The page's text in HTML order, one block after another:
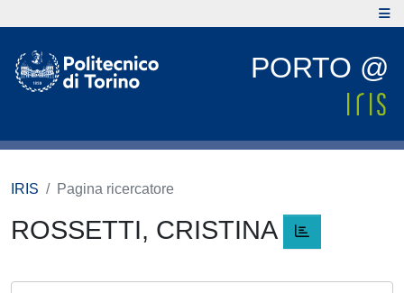
PORTO @
IRIS Pagina ricercatore
ROSSETTI, CRISTINA